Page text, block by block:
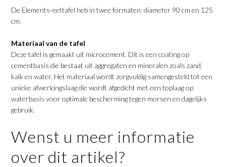
De Elements-eettafel heb in twee formaten: diameter 90 cm en 125
cm.
Materiaal van de tafel
Deze tafel is gemaakt uit microcement. Dit is een coating op
cementbasis die bestaat uit aggregaten en mineralen zoals zand,
kalk en water. Het materiaal wordt zorgvuldig samengesteld tot een
unieke afwerkingslaag die wordt afgedicht met een toplaag op
waterbasis voor optimale bescherming tegen morsen en dagelijks
gebruik.
Wenst u meer informatie
over dit artikel?